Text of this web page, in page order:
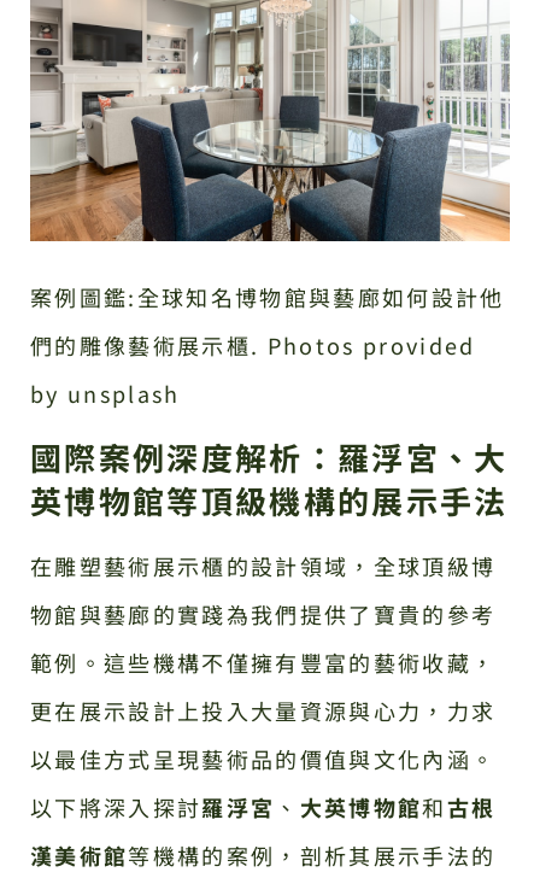
案例圖鑑:全球知名博物館與藝廊如何設計他
們的雕像藝術展示櫃. Photos provided
by unsplash
國際案例深度解析：羅浮宮、大
英博物館等頂級機構的展示手法
在雕塑藝術展示櫃的設計領域，全球頂級博
物館與藝廊的實踐為我們提供了寶貴的參考
範例。這些機構不僅擁有豐富的藝術收藏，
更在展示設計上投入大量資源與心力，力求
以最佳方式呈現藝術品的價值與文化內涵。
以下將深入探討羅浮宮 、 大英博物館和古根
漢美術館等機構的案例，剖析其展示手法的